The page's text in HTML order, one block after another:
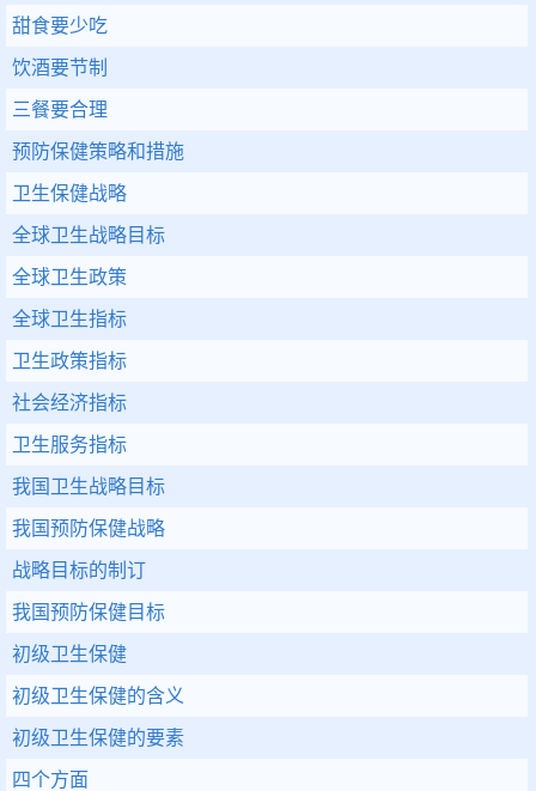
甜食要少吃
饮酒要节制
三餐要合理
预防保健策略和措施
卫生保健战略
全球卫生战略目标
全球卫生政策
全球卫生指标
卫生政策指标
社会经济指标
卫生服务指标
我国卫生战略目标
我国预防保健战略
战略目标的制订
我国预防保健目标
初级卫生保健
初级卫生保健的含义
初级卫生保健的要素
四个方面